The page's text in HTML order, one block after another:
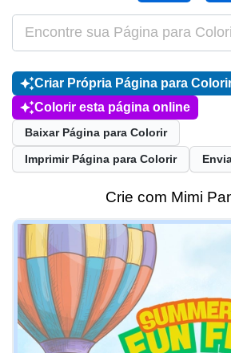
Criar Própria Página para
Colorir esta página online
Baixar Página para Colorir
Imprimir Página para Colorir
Crie com Mimi